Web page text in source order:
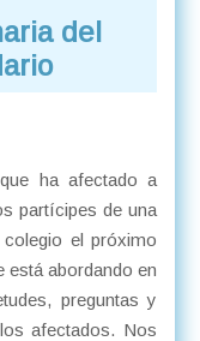
del
ha afectado a
partícipes de una
el próximo
está abordando en
preguntas y
afectados. Nos